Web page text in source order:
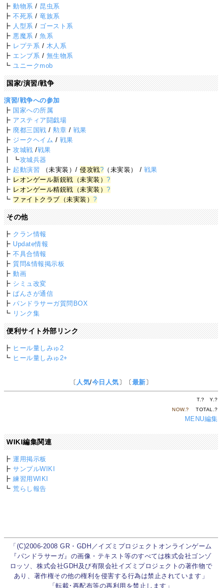
┣動物系 / 昆虫系
┣不死系 /竜族系
┣ 人型系 / ゴースト系
┣ 悪魔系 /魚系
┣ レプテ系 / 木人系
┣ エンブ系 / 無生物系
┗ ユニークmob
国家/演習/戦争
演習/戦争への参加
┣ 国家への所属
┣ アスティア闘戯場
┣ 廃都三国戦 /勲章 / 戦果
┣ ジークヘイム / 戦果
┣攻城戦 /戦果
┃ ┗攻城兵器
┣ 起動演習 （未実装）/侵攻戦? （未実装） / 戦果
┣ レオンゲール新鋭戦（未実装）?
┣ レオンゲール精鋭戦（未実装）?
┗ ファイトクラブ（未実装）?
その他
┣ クラン情報
┣ Update情報
┣不具合情報
┣質問&情報掲示板
┣動画
┣ シミュ改変
┣ぱんさが通信
┣パンドラサーガ質問BOX
┗ リンク集
便利サイト外部リンク
┣ ヒール量しみゅ2
┗ ヒール量しみゅ2+
〔 人気/今日人気 〕〔 最新 〕
T.? Y.?
NOW.? TOTAL.?
MENU編集
WIKI編集関連
┣運用掲示板
┣サンプルWIKI
┣練習用WIKI
┗荒らし報告
「(C)2006-2008 GR・GDH／イズミプロジェクトオンラインゲーム
『パンドラサーガ』の画像・テキスト等のすべては株式会社ゴンゾ
ロッソ、株式会社GDH及び有限会社イズミプロジェクトの著作物で
あり、著作権その他の権利を侵害する行為は禁止されています」
「転載･再配布等の再利用を禁止します」